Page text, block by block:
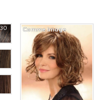
Comme Image